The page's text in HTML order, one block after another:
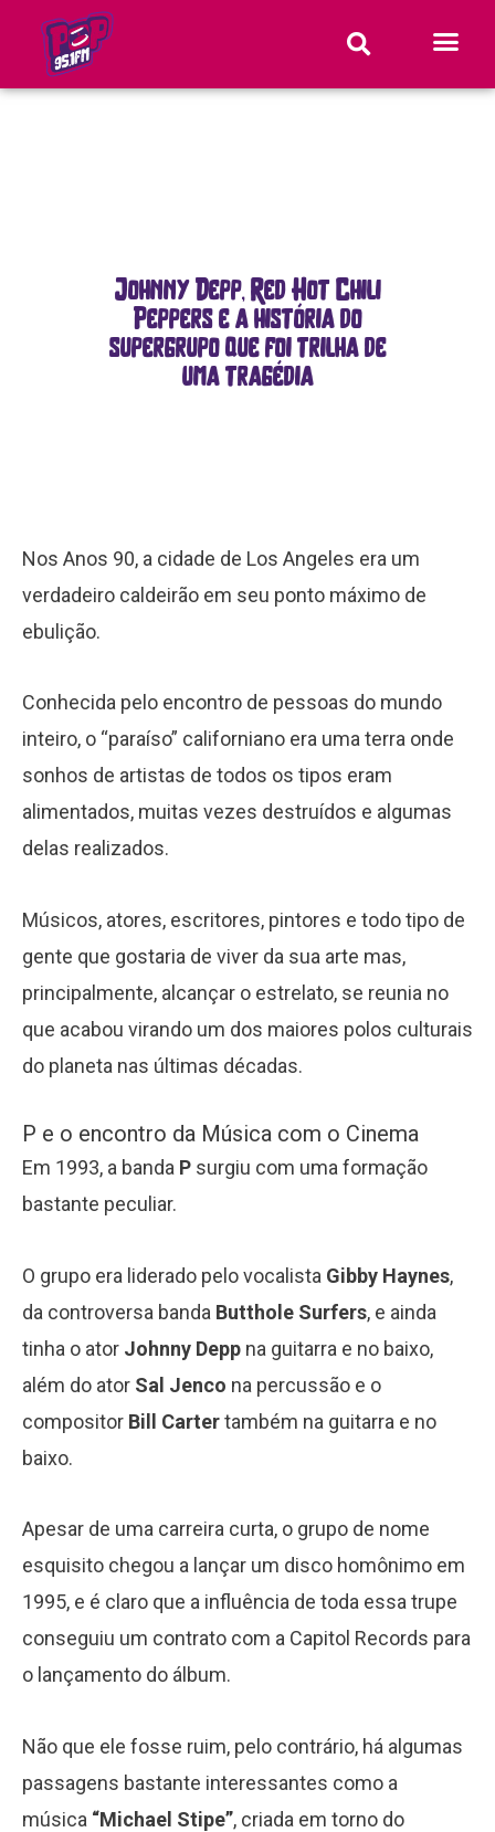
Johnny Depp, Red Hot Chili
Peppers e a história do
supergrupo que foi trilha de
uma tragédia
Nos Anos 90, a cidade de Los Angeles era um
verdadeiro caldeirão em seu ponto máximo de
ebulição.
Conhecida pelo encontro de pessoas do mundo
inteiro, o “paraíso” californiano era uma terra onde
sonhos de artistas de todos os tipos eram
alimentados, muitas vezes destruídos e algumas
delas realizados.
Músicos, atores, escritores, pintores e todo tipo de
gente que gostaria de viver da sua arte mas,
principalmente, alcançar o estrelato, se reunia no
que acabou virando um dos maiores polos culturais
do planeta nas últimas décadas.
P e o encontro da Música com o Cinema
Em 1993, a banda P surgiu com uma formação
bastante peculiar.
O grupo era liderado pelo vocalista Gibby Haynes,
da controversa banda Butthole Surfers, e ainda
tinha o ator Johnny Depp na guitarra e no baixo,
além do ator Sal Jenco na percussão e o
compositor Bill Cartertambém na guitarra e no
baixo.
Apesar de uma carreira curta, o grupo de nome
esquisito chegou a lançar um disco homônimo em
1995, e é claro que a influência de toda essa trupe
conseguiu um contrato com a Capitol Records para
o lançamento do álbum.
Não que ele fosse ruim, pelo contrário, há algumas
passagens bastante interessantes como a
música “Michael Stipe”, criada em torno do